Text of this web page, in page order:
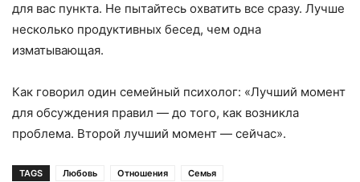
для вас пункта. Не пытайтесь охватить все сразу. Лучше
несколько продуктивных бесед, чем одна
изматывающая.
Как говорил один семейный психолог: «Лучший момент
для обсуждения правил — до того, как возникла
проблема. Второй лучший момент — сейчас».
TAGS Любовь Отношения Семья